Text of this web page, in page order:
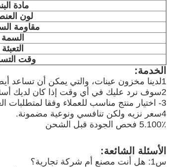
مادة
لون
مقاومة
السمة
التعبئة
وقت
الخدمة:
1لدينا مخزون عينات، والتي يمكن أن تساعد أيضا العميل اختيار أي نوع هو مناسب لهم.
2سوف نرد عليك في أي وقت إذا كان لديك أسئلة.
3- اختيار منتج مناسب للعملاء وفقا لمتطلبات العملاء.
4سعر نزيه ولكن تنافسي ونوعية مضمونة.
5.100٪ فحص الجودة قبل الشحن
الأسئلة الشائعة:
س1: هل أنت مصنع أم شركة تجارية؟